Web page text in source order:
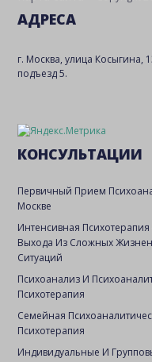
АДРЕСА
г. Москва, улица Косыгина,
подъезд 5.
КОНСУЛЬТАЦИИ
Первичный Прием
Москве
Интенсивная
Выхода Из Сложных
Ситуаций
Психоанализ И
Психотерапия
Семейная
Психотерапия
Индивидуальные И